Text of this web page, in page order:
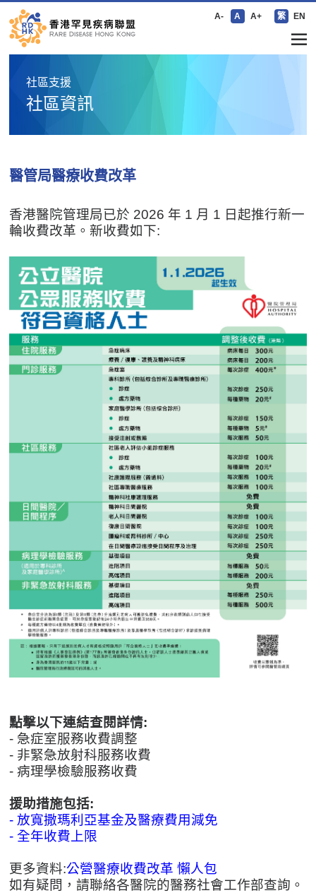
A- A A+ 繁 EN
社區支援
社區資訊
醫管局醫療收費改革
香港醫院管理局已於 2026 年 1 月 1 日起推行新一
輪收費改革。新收費如下:
點撃以下連結查閱詳情:
- 急症室服務收費調整
- 非緊急放射科服務收費
- 病理學檢驗服務收費
援助措施包括:
- 放寬撒瑪利亞基金及醫療費用減免
- 全年收費上限
更多資料:公營醫療收費改革 懶人包
如有疑問，請聯絡各醫院的醫務社會工作部查詢。